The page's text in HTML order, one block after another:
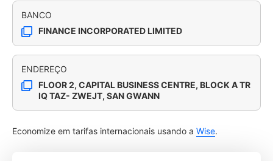
BANCO
FINANCE INCORPORATED LIMITED
ENDEREÇO
FLOOR 2, CAPITAL BUSINESS CENTRE, BLOCK A TR
IQ TAZ- ZWEJT, SAN GWANN
Economize em tarifas internacionais usando a Wise.